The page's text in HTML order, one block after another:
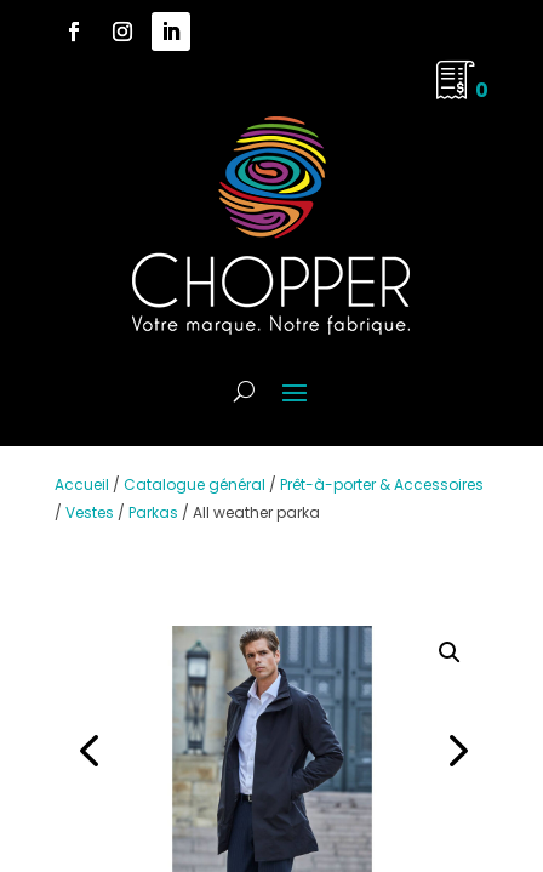
0
Accueil / Catalogue général / Prêt-à-porter & Accessoires
/ Vestes / Parkas / All weather parka